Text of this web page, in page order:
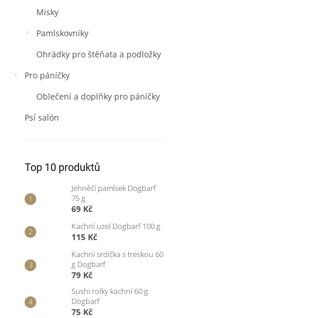
Misky
Pamlskovníky
Ohrádky pro štěňata a podložky
Pro páníčky
Oblečení a doplňky pro páníčky
Psí salón
Top 10 produktů
Jehněčí pamlsek Dogbarf
75 g
69 Kč
Kachní uzel Dogbarf 100 g
115 Kč
Kachní srdíčka s treskou 60
g Dogbarf
79 Kč
Sushi rolky kachní 60 g
Dogbarf
75 Kč